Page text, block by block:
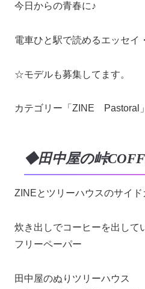
今日からの青春に♪
電車ひと駅で読めるエッセイ
☆モデルも募集してます。
カテゴリー「ZINE Pastoral
◆田中屋の峠
ZINEとツリーハウスのサイド
炊き出しでコーヒーを出して
フリーペーパー
田中屋のぬりツリーハウス